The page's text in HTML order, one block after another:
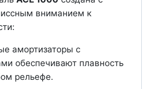
вниманием к
амортизаторы с
обеспечивают плавность
рельефе.